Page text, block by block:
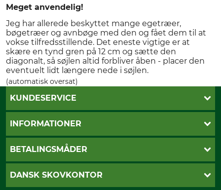
Meget anvendelig!
Jeg har allerede beskyttet mange egetræer,
bøgetræer og avnbøge med den og fået dem til at
vokse tilfredsstillende. Det eneste vigtige er at
skære en tynd gren på 12 cm og sætte den
diagonalt, så søjlen altid forbliver åben - placer den
eventuelt lidt længere nede i søjlen.
(automatisk oversat)
KUNDESERVICE
Kontakt
Cookie-indstillinger
INFORMATIONER
Betalingsmåder
BETALINGSMÅDER
Dankort
DANSK SKOVKONTOR